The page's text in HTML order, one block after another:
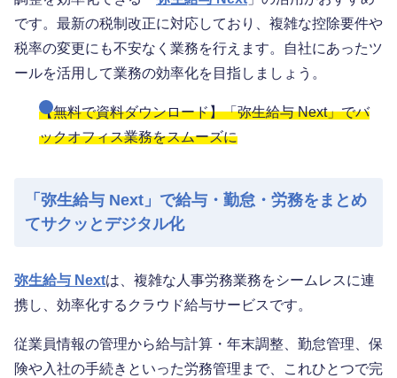
です。最新の税制改正に対応しており、複雑な控除要件や
税率の変更にも不安なく業務を行えます。自社にあったツ
ールを活用して業務の効率化を目指しましょう。
【無料で資料ダウンロード】「弥生給与 Next」でバ
ックオフィス業務をスムーズに
「弥生給与 Next」で給与・勤怠・労務をまとめ
てサクッとデジタル化
弥生給与 Nextは、複雑な人事労務業務をシームレスに連
携し、効率化するクラウド給与サービスです。
従業員情報の管理から給与計算・年末調整、勤怠管理、保
険や入社の手続きといった労務管理まで、これひとつで完